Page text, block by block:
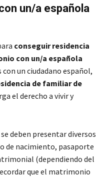
un/a española
conseguir residencia
con un/a española
con un ciudadano español,
de familiar de
el derecho a vivir y
deben presentar diversos
de nacimiento, pasaporte
(dependiendo del
que el matrimonio